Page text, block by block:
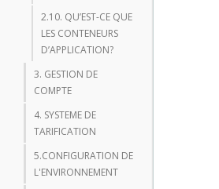
2.10. QU’EST-CE QUE
LES CONTENEURS
D’APPLICATION?
3. GESTION DE
COMPTE
4. SYSTEME DE
TARIFICATION
5.CONFIGURATION DE
L'ENVIRONNEMENT